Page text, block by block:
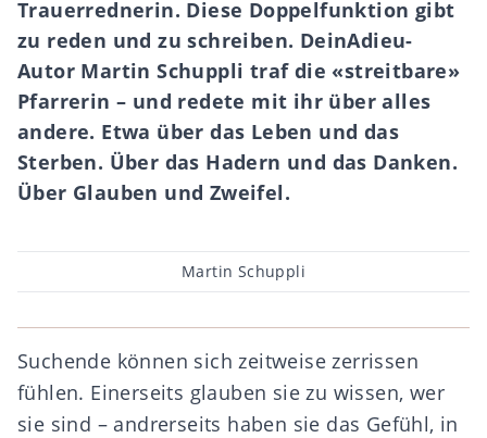
Trauerrednerin. Diese Doppelfunktion gibt
zu reden und zu schreiben. DeinAdieu-
Autor Martin Schuppli traf die «streitbare»
Pfarrerin – und redete mit ihr über alles
andere. Etwa über das Leben und das
Sterben. Über das Hadern und das Danken.
Über Glauben und Zweifel.
Beitragsautor
Martin Schuppli
Suchende können sich zeitweise zerrissen
fühlen. Einerseits glauben sie zu wissen, wer
sie sind – andrerseits haben sie das Gefühl, in